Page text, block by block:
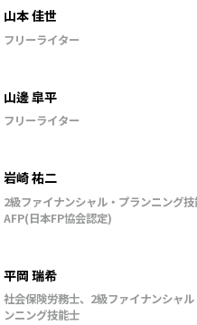
山本 佳世
フリーライター
山邊 皐平
フリーライター
岩崎 祐二
2級ファイナンシャル・プランニング技
AFP(日本FP協会認定)
平岡 瑞希
社会保険労務士、2級ファイナンシャル
ンニング技能士